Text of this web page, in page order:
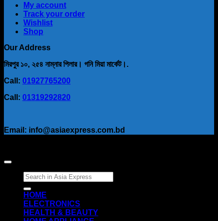
My account
Track your order
Wishlist
Shop
Our Address
মিরপুর ১০, ২৫৪ নাম্নার পিলার। গনি মিয়া মার্কেট।.
Call: 01927765200
Call: 01319292820
Email: info@asiaexpress.com.bd
Search
for:
HOME
ELECTRONICS
HEALTH & BEAUTY